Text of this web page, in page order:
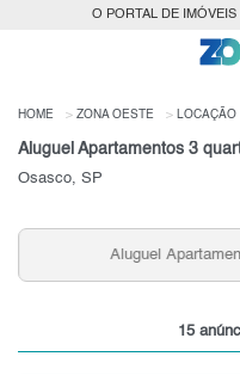
O PORTAL DE IMÓVEIS
HOME ZONA OESTE LOCAÇÃO
Aluguel Apartamentos 3
Osasco, SP
Aluguel
15